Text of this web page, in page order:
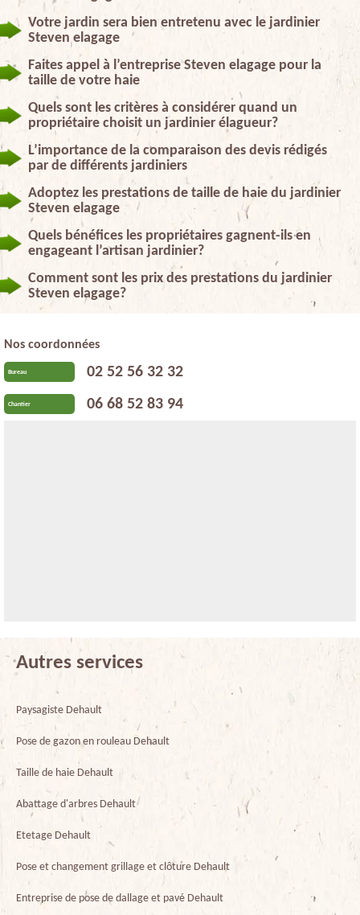
Votre jardin sera bien entretenu avec le jardinier
Steven elagage
Faites appel à l’entreprise Steven elagage pour la
taille de votre haie
Quels sont les critères à considérer quand un
propriétaire choisit un jardinier élagueur?
L’importance de la comparaison des devis rédigés
par de différents jardiniers
Adoptez les prestations de taille de haie du jardinier
Steven elagage
Quels bénéfices les propriétaires gagnent-ils en
engageant l’artisan jardinier?
Comment sont les prix des prestations du jardinier
Steven elagage?
Nos coordonnées
Bureau 02 52 56 32 32
Chantier 06 68 52 83 94
Autres services
Paysagiste Dehault
Pose de gazon en rouleau Dehault
Taille de haie Dehault
Abattage d'arbres Dehault
Etetage Dehault
Pose et changement grillage et clôture Dehault
Entreprise de pose de dallage et pavé Dehault